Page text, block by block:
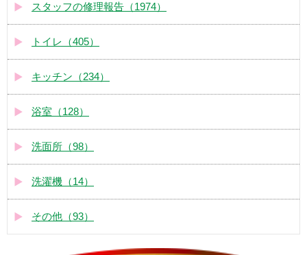
スタッフの修理報告（1974）
トイレ（405）
キッチン（234）
浴室（128）
洗面所（98）
洗濯機（14）
その他（93）